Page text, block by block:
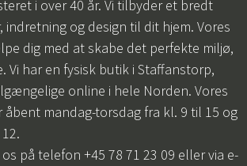
i over 40 år. Vi tilbyder et bredt
indretning og design til dit hjem. Vores
dig med at skabe det perfekte miljø,
Vi har en fysisk butik i Staffanstorp,
online i hele Norden. Vores
åbent mandag-torsdag fra kl. 9 til 15 og
på telefon +45 78 71 23 09 eller via e-